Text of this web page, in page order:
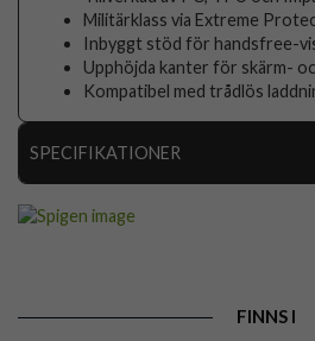
Militärklass via Extreme
Inbyggt stöd för handsfree-
Upphöjda kanter för skärm-
Kompatibel med trådlös
SPECIFIKATIONER
Stativfunktion,
FINNS I